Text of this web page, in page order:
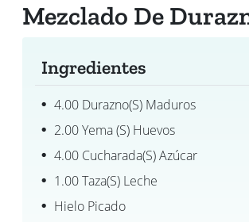
Mezclado De
Ingredientes
4.00 Durazno(s) Maduros
2.00 Yema (s) Huevos
4.00 Cucharada(s) Azúcar
1.00 Taza(s) Leche
Hielo Picado